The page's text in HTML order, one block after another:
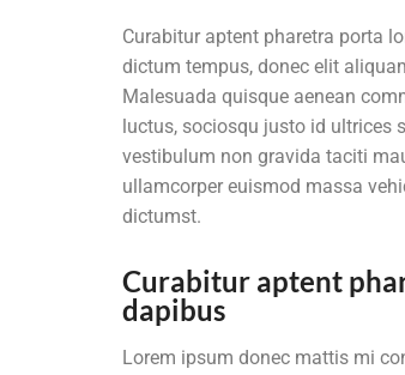
Curabitur aptent pharetra porta
dictum tempus, donec elit
Malesuada quisque aenean
luctus, sociosqu justo id ultrices
vestibulum non gravida taciti
ullamcorper euismod massa
dictumst.
Curabitur aptent
dapibus
Lorem ipsum donec mattis mi